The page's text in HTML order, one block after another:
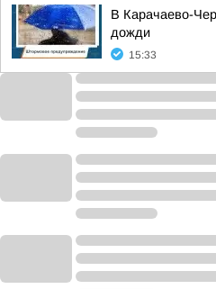
В Карачаево-
дожди
15:33